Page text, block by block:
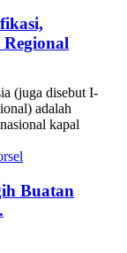
(juga disebut I-
adalah
kapal
Buatan